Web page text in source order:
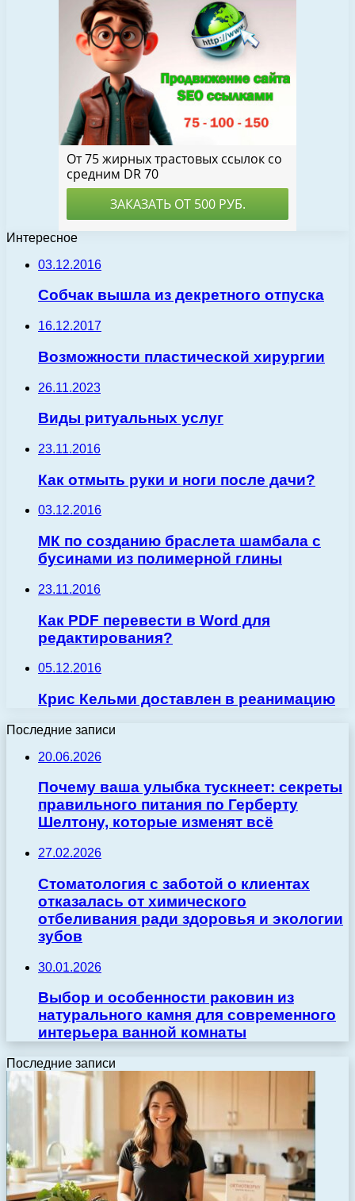
Интересное
03.12.2016
Собчак вышла из декретного отпуска
16.12.2017
Возможности пластической хирургии
26.11.2023
Виды ритуальных услуг
23.11.2016
Как отмыть руки и ноги после дачи?
03.12.2016
МК по созданию браслета шамбала с
бусинами из полимерной глины
23.11.2016
Как PDF перевести в Word для
редактирования?
05.12.2016
Крис Кельми доставлен в реанимацию
Последние записи
20.06.2026
Почему ваша улыбка тускнеет: секреты
правильного питания по Герберту
Шелтону, которые изменят всё
27.02.2026
Стоматология с заботой о клиентах
отказалась от химического
отбеливания ради здоровья и экологии
зубов
30.01.2026
Выбор и особенности раковин из
натурального камня для современного
интерьера ванной комнаты
Последние записи